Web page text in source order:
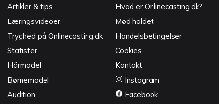
Artikler & tips
Læringsvideoer
Tryghed på Onlinecasting.dk
Statister
Hårmodel
Børnemodel
Audition
Hvad er Onlinecasting.dk?
Mød holdet
Handelsbetingelser
Cookies
Kontakt
Instagram
Facebook